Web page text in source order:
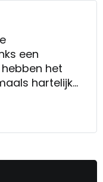
een
hartelijk